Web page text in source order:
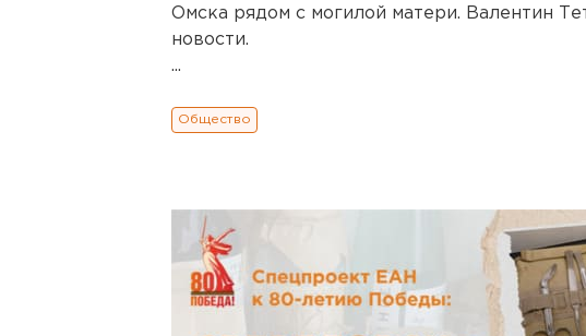
Омска рядом с могилой матери. Валентин
новости.
...
Общество